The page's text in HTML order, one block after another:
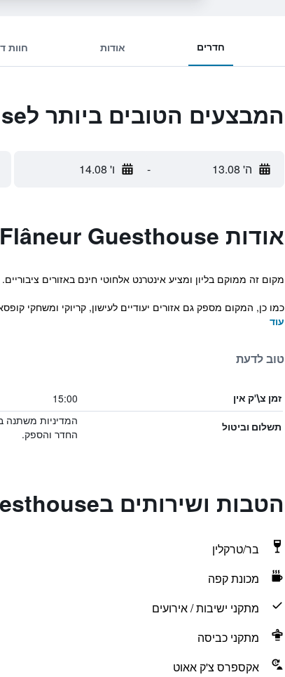
חדרים אודות חוות
המבצעים הטובים ביותר לLe Flâneur Guesthouse
ה' 13.08 - ו' 14.08
אודות Le Flâneur Guesthouse
מקום זה ממוקם בליון ומציע אינטרנט אלחוטי חינם באזורים
כמו כן, המקום מספק גם אזורים יעודיים לעישון, קריוקי ומשחקי
עוד
טוב לדעת
זמן צ\'ק אין 15:00
תשלום וביטול
המדיניות משתנה
החדר והספק.
הטבות ושירותים בLe Flâneur Guesthouse
בר/טרקלין
מכונת קפה
מתקני ישיבות / אירועים
מתקני כביסה
אקספרס צ'ק אאוט